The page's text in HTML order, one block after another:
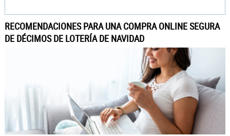
RECOMENDACIONES PARA UNA COMPRA ONLINE SEGURA
DE DÉCIMOS DE LOTERÍA DE NAVIDAD